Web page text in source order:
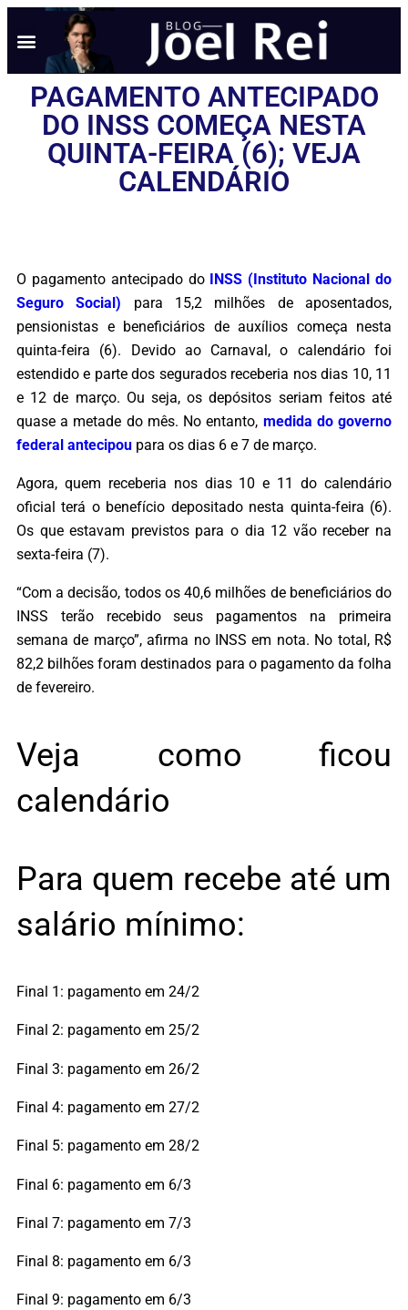
PAGAMENTO ANTECIPADO
DO INSS COMEÇA NESTA
QUINTA-FEIRA (6); VEJA
CALENDÁRIO
O pagamento antecipado do INSS (Instituto Nacional do
Seguro Social) para 15,2 milhões de aposentados,
pensionistas e beneficiários de auxílios começa nesta
quinta-feira (6). Devido ao Carnaval, o calendário foi
estendido e parte dos segurados receberia nos dias 10, 11
e 12 de março. Ou seja, os depósitos seriam feitos até
quase a metade do mês. No entanto, medida do governo
federal antecipou para os dias 6 e 7 de março.
Agora, quem receberia nos dias 10 e 11 do calendário
oficial terá o benefício depositado nesta quinta-feira (6).
Os que estavam previstos para o dia 12 vão receber na
sexta-feira (7).
“Com a decisão, todos os 40,6 milhões de beneficiários do
INSS terão recebido seus pagamentos na primeira
semana de março”, afirma no INSS em nota. No total, R$
82,2 bilhões foram destinados para o pagamento da folha
de fevereiro.
Veja como ficou
calendário
Para quem recebe até um
salário mínimo:
Final 1: pagamento em 24/2
Final 2: pagamento em 25/2
Final 3: pagamento em 26/2
Final 4: pagamento em 27/2
Final 5: pagamento em 28/2
Final 6: pagamento em 6/3
Final 7: pagamento em 7/3
Final 8: pagamento em 6/3
Final 9: pagamento em 6/3